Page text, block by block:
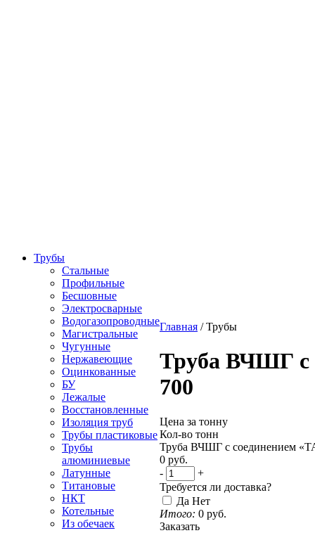
Трубы
Стальные
Профильные
Бесшовные
Электросварные
Водогазопроводные
Магистральные
Чугунные
Нержавеющие
Оцинкованные
БУ
Лежалые
Восстановленные
Изоляция труб
Трубы пластиковые
Трубы
алюминиевые
Латунные
Титановые
НКТ
Котельные
Из обечаек
Главная /Трубы
Труба ВЧШГ с
700
Цена за тонну
Кол-во тонн
Труба ВЧШГ с соединением
0 руб.
-
+
Требуется ли доставка?
Да Нет
Итого: 0 руб.
Заказать